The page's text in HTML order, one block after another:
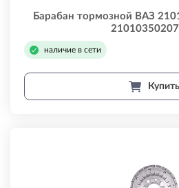
Барабан тормозной ВАЗ
наличие в сети
Купить